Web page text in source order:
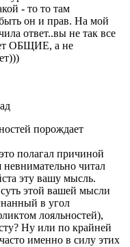
- то то там
он и прав. На мой
ответ..вы не так все
ОБЩИЕ, а не
порождает
полагал причиной
читал
эту вашу мысль.
этой вашей мысли
в угол
лояльностей),
Ну или по крайней
именно в силу этих